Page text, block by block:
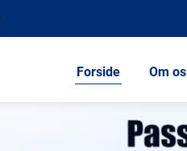
Forside Om os